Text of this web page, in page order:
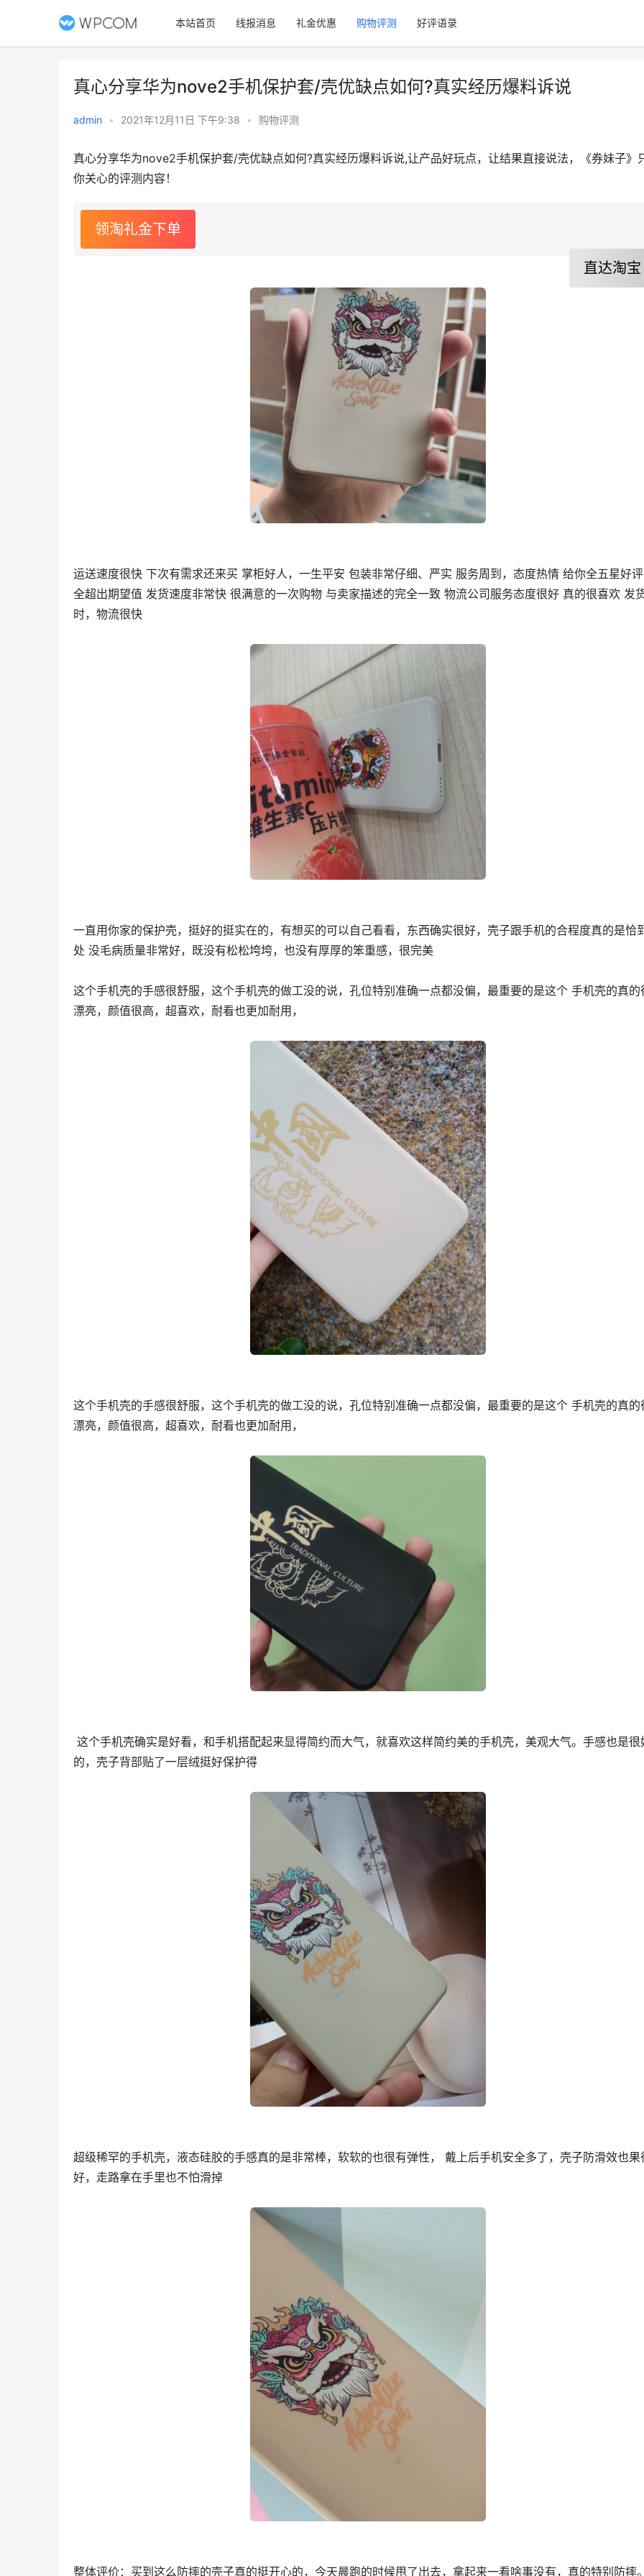
本站首页 线报消息 礼金优惠 购物评测 好评语录
真心分享华为nove2手机保护套/壳优缺点如何?真实经历爆料诉说
admin • 2021年12月11日 下午9:38 • 购物评测
真心分享华为nove2手机保护套/壳优缺点如何?真实经历爆料诉说,让产品好玩点，让结果直接说法，《券妹子》
你关心的评测内容！
领淘礼金下单
直达淘宝
运送速度很快 下次有需求还来买 掌柜好人，一生平安 包装非常仔细、严实 服务周到，态度热情 给你全五星好
全超出期望值 发货速度非常快 很满意的一次购物 与卖家描述的完全一致 物流公司服务态度很好 真的很喜欢 发
时，物流很快
一直用你家的保护壳，挺好的挺实在的，有想买的可以自己看看，东西确实很好，壳子跟手机的合程度真的是恰
处 没毛病质量非常好，既没有松松垮垮，也没有厚厚的笨重感，很完美
这个手机壳的手感很舒服，这个手机壳的做工没的说，孔位特别准确一点都没偏，最重要的是这个 手机壳的真的
漂亮，颜值很高，超喜欢，耐看也更加耐用，
这个手机壳的手感很舒服，这个手机壳的做工没的说，孔位特别准确一点都没偏，最重要的是这个 手机壳的真的
漂亮，颜值很高，超喜欢，耐看也更加耐用，
的，壳子背部贴了一层绒挺好保护得
超级稀罕的手机壳，液态硅胶的手感真的是非常棒，软软的也很有弹性， 戴上后手机安全多了，壳子防滑效也果
好，走路拿在手里也不怕滑掉
整体评价：买到这么防摔的壳子真的挺开心的，今天晨跑的时候甩了出去，拿起来一看啥事没有，真的特别防摔